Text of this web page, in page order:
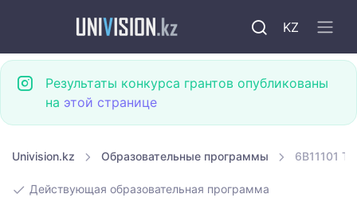
KZ
Результаты конкурса грантов опубликованы
на этой странице
Univision.kz Образовательные программы 6B11101
Действующая образовательная программа